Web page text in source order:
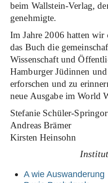
beim Wallstein-Verlag,
genehmigte.
Im Jahre 2006 hatten wir
das Buch die
Wissenschaft und
Hamburger Jüdinnen
erforschen und zu
neue Ausgabe im World
Stefanie Schüler-
Andreas Brämer
Kirsten Heinsohn
A wie Auswanderung